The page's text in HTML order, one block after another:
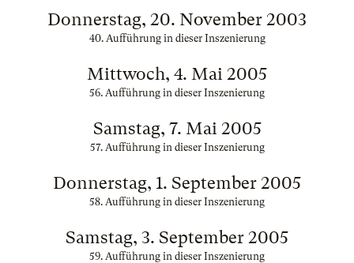
Donnerstag, 20. November 2003
40. Aufführung in dieser Inszenierung
Mittwoch, 4. Mai 2005
56. Aufführung in dieser Inszenierung
Samstag, 7. Mai 2005
57. Aufführung in dieser Inszenierung
Donnerstag, 1. September 2005
58. Aufführung in dieser Inszenierung
Samstag, 3. September 2005
59. Aufführung in dieser Inszenierung